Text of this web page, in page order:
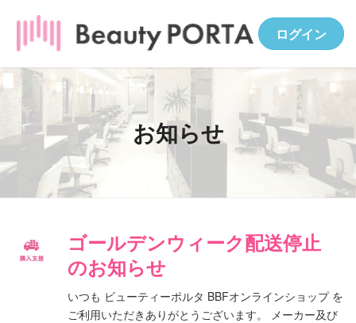
ログイン
お知らせ
ゴールデンウィーク配送停止
のお知らせ
いつも ビューティーポルタ BBFオンラインショップ を
ご利用いただきありがとうございます。 メーカー及び